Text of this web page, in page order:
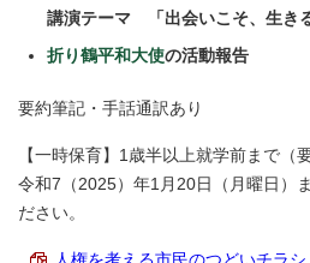
講演テーマ 「出会いこそ、生き
折り鶴平和大使の活動報告
要約筆記・手話通訳あり
【一時保育】1歳半以上就学前まで（
令和7（2025）年1月20日（月曜日）
ださい。